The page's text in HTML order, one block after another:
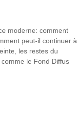
moderne: comment
peut-il continuer à
les restes du
le Fond Diffus